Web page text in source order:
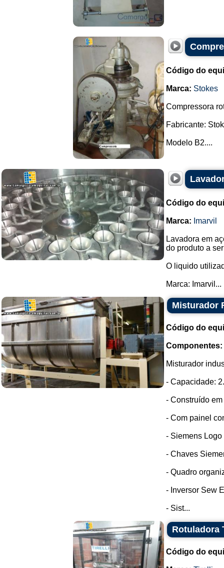
Código do
Marca: Stokes
Compressora
Fabricante:
Modelo B2....
Código do
Marca: Imarvil
Lavadora em
do produto a
O liquido
Marca: Imarvil...
Misturador
Código do
Componentes:
Misturador
- Capacidade:
- Construído
- Com painel
- Siemens Logo
- Chaves
- Quadro
- Inversor Sew
- Sist...
Rotuladora
Código do